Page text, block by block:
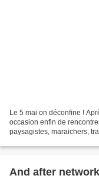
Le 5 mai on déconfine !
occasion enfin de
paysagistes, maraichers,
And after